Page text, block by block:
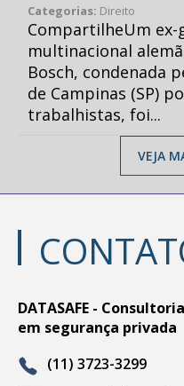
Categorias: Direito
CompartilheUm
multinacional
Bosch, condenada
de Campinas (SP)
trabalhistas, foi...
VEJA
DATASAFE -
em segurança privada
(11) 3723-3299